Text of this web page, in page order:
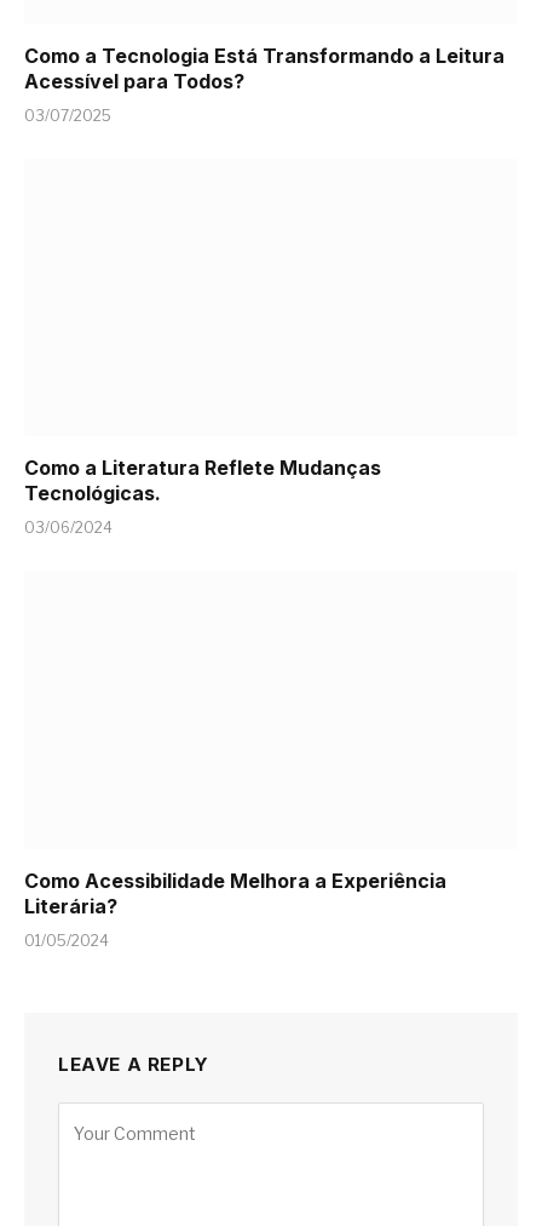
Como a Tecnologia Está Transformando a Leitura
Acessível para Todos?
03/07/2025
Como a Literatura Reflete Mudanças
Tecnológicas.
03/06/2024
Como Acessibilidade Melhora a Experiência
Literária?
01/05/2024
LEAVE A REPLY